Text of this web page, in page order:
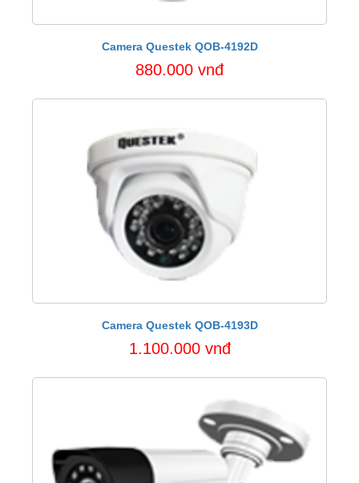
Camera Questek QOB-4192D
880.000 vnđ
Camera Questek QOB-4193D
1.100.000 vnđ